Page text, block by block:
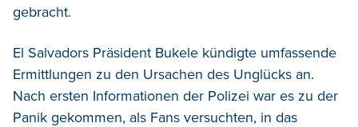
gebracht.
El Salvadors Präsident Bukele kündigte umfassende
Ermittlungen zu den Ursachen des Unglücks an.
Nach ersten Informationen der Polizei war es zu der
Panik gekommen, als Fans versuchten, in das